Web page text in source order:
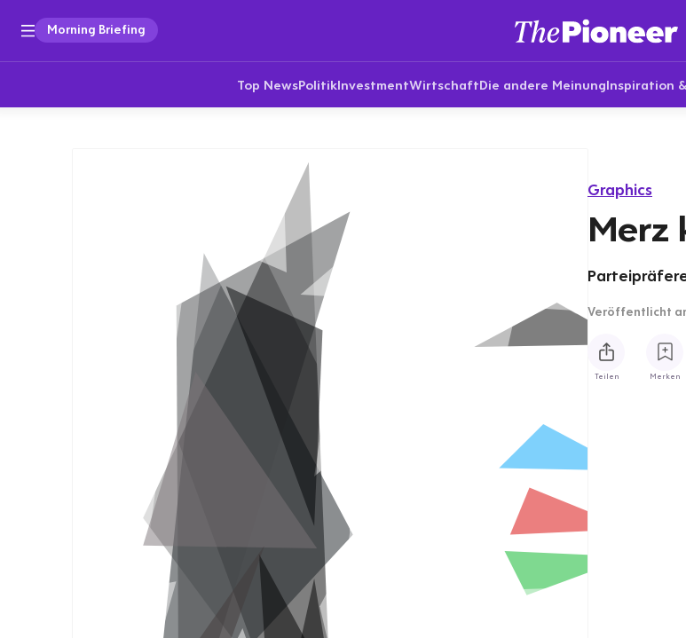
Morning Briefing
Top NewsPolitikInvestmentWirtschaftDie andere MeinungInspiration
Graphics
Merz
Veröffentlicht
Teilen Merken